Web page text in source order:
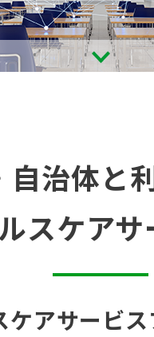
自治体と
スケアサ
アサービス